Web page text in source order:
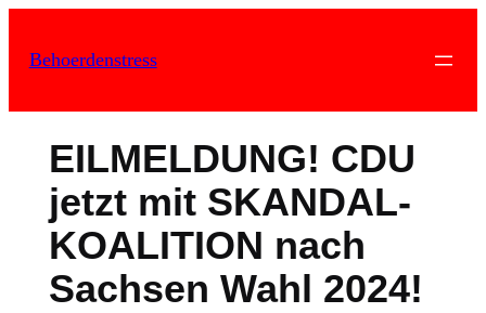
Inhalt
Behoerdenstress
EILMELDUNG! CDU
jetzt mit SKANDAL-
KOALITION nach
Sachsen Wahl 2024!